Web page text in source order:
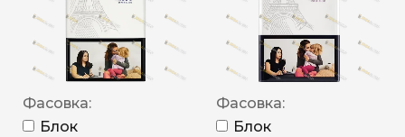
Фасовка:
Блок
Фасовка:
Блок